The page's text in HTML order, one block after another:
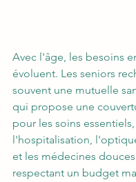
Avec l'âge, les besoins
évoluent. Les seniors
souvent une mutuelle
qui propose une
pour les soins
l'hospitalisation,
et les médecines
respectant un budget